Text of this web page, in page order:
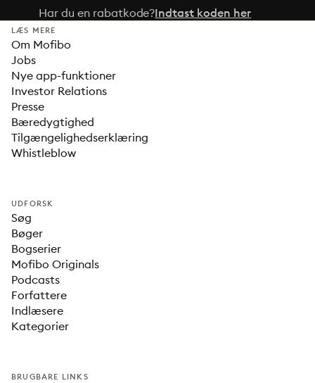
Har du en rabatkode?Indtast koden her
LÆS MERE
Om Mofibo
Jobs
Nye app-funktioner
Investor Relations
Presse
Bæredygtighed
Tilgængelighedserklæring
Whistleblow
UDFORSK
Søg
Bøger
Bogserier
Mofibo Originals
Podcasts
Forfattere
Indlæsere
Kategorier
BRUGBARE LINKS